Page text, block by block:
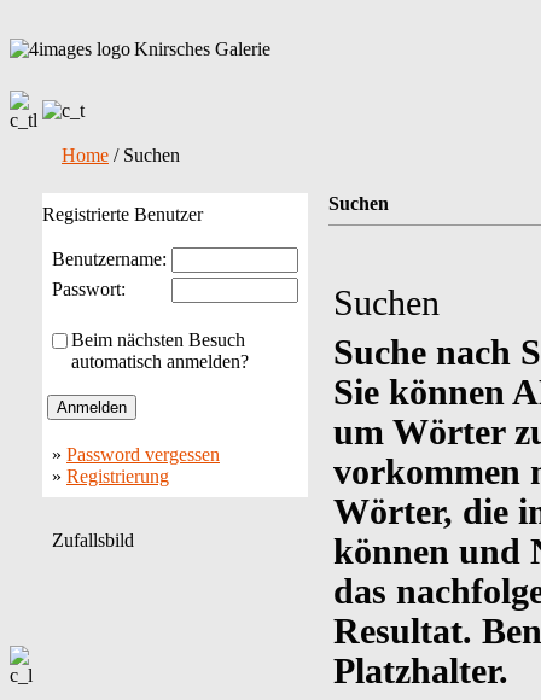
Knirsches Galerie
Home / Suchen
Registrierte Benutzer
Benutzername:
Passwort:
Beim nächsten Besuch
automatisch anmelden?
» Password vergessen
» Registrierung
Zufallsbild
Suchen
Suchen
Suche nach
Sie können
um Wörter
vorkommen
Wörter, die
können und
das
Resultat.
Platzhalter.